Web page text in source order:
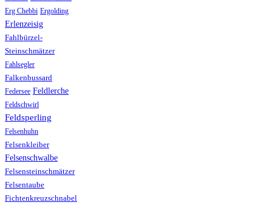
Erg Chebbi Ergolding
Erlenzeisig
Fahlbürzel-
Steinschmätzer
Fahlsegler
Falkenbussard
Federsee Feldlerche
Feldschwirl
Feldsperling
Felsenhuhn
Felsenkleiber
Felsenschwalbe
Felsensteinschmätzer
Felsentaube
Fichtenkreuzschnabel